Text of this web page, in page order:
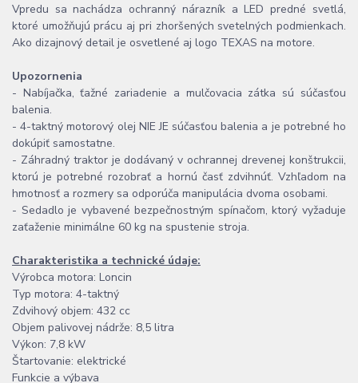
Vpredu sa nachádza ochranný nárazník a LED predné svetlá,
ktoré umožňujú prácu aj pri zhoršených svetelných podmienkach.
Ako dizajnový detail je osvetlené aj logo TEXAS na motore.
Upozornenia
- Nabíjačka, ťažné zariadenie a mulčovacia zátka sú súčasťou
balenia.
- 4-taktný motorový olej NIE JE súčasťou balenia a je potrebné ho
dokúpiť samostatne.
- Záhradný traktor je dodávaný v ochrannej drevenej konštrukcii,
ktorú je potrebné rozobrať a hornú časť zdvihnúť. Vzhľadom na
hmotnosť a rozmery sa odporúča manipulácia dvoma osobami.
- Sedadlo je vybavené bezpečnostným spínačom, ktorý vyžaduje
zaťaženie minimálne 60 kg na spustenie stroja.
Charakteristika a technické údaje:
Výrobca motora: Loncin
Typ motora: 4-taktný
Zdvihový objem: 432 cc
Objem palivovej nádrže: 8,5 litra
Výkon: 7,8 kW
Štartovanie: elektrické
Funkcie a výbava